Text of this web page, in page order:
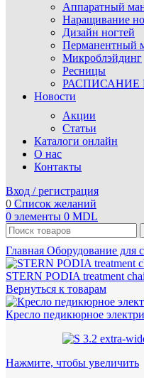
Аппаратный
Наращивание
Дизайн ногтей
Перманентный
Микроблэйдинг
Ресницы
РАСПИСАНИЕ
Новости
Акции
Статьи
Каталоги онлайн
О нас
Контакты
Вход / регистрация
0 Список желаний
0 элементы 0 MDL
Главная Оборудование для
STERN PODIA treatment
Вернуться к товарам
Кресло педикюрное
Нажмите, чтобы увеличить